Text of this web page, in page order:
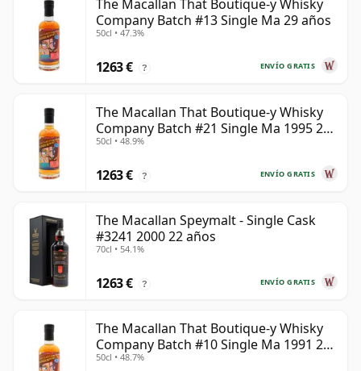
The Macallan That Boutique-y Whisky
Company Batch #13 Single Ma 29 años
50cl • 47.3%
ENVÍO GRATIS
1263 € ?
The Macallan That Boutique-y Whisky
Company Batch #21 Single Ma 1995 24
años
50cl • 48.9%
ENVÍO GRATIS
1263 € ?
The Macallan Speymalt - Single Cask
#3241 2000 22 años
70cl • 54.1%
ENVÍO GRATIS
1263 € ?
The Macallan That Boutique-y Whisky
Company Batch #10 Single Ma 1991 26
años
50cl • 48.7%